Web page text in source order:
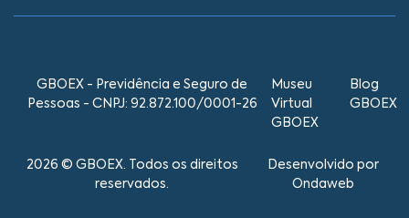
GBOEX - Previdência e Seguro de
Pessoas - CNPJ: 92.872.100/0001-26
Museu
Virtual
GBOEX
Blog
GBOEX
2026 © GBOEX. Todos os direitos
reservados.
Desenvolvido por
Ondaweb